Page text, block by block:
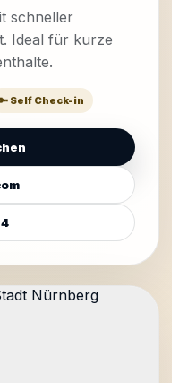
schneller
Ideal für kurze
Self Check-in